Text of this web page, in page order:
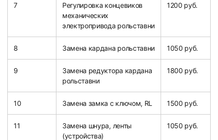
7
Регулировка концевиков
механических
электропривода рольставни
1200 руб.
8 Замена кардана рольставни 1050 руб.
9
Замена редуктора кардана
рольставни
1800 руб.
10 Замена замка с ключом, RL 1500 руб.
11
Замена шнура, ленты
(устройства)
1050 руб.